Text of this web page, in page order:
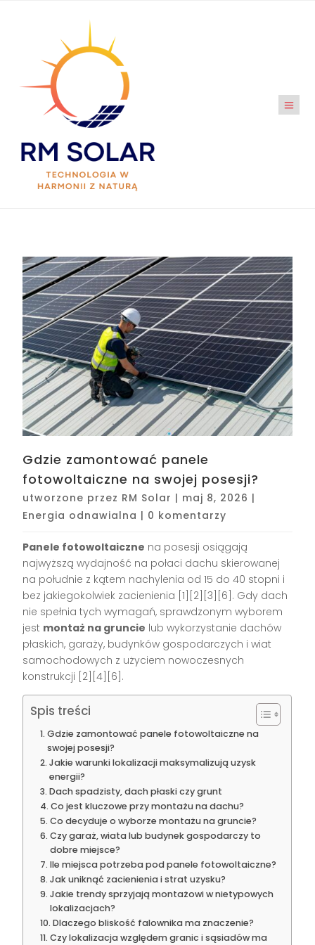
Gdzie zamontować panele
fotowoltaiczne na swojej posesji?
utworzone przez RM Solar | maj 8, 2026 |
Energia odnawialna | 0 komentarzy
Panele fotowoltaiczne na posesji osiągają
najwyższą wydajność na połaci dachu skierowanej
na południe z kątem nachylenia od 15 do 40 stopni i
bez jakiegokolwiek zacienienia [1][2][3][6]. Gdy dach
nie spełnia tych wymagań, sprawdzonym wyborem
jest montaż na gruncie lub wykorzystanie dachów
płaskich, garaży, budynków gospodarczych i wiat
samochodowych z użyciem nowoczesnych
konstrukcji [2][4][6].
Spis treści
Gdzie zamontować panele fotowoltaiczne na
swojej posesji?
Jakie warunki lokalizacji maksymalizują uzysk
energii?
Dach spadzisty, dach płaski czy grunt
Co jest kluczowe przy montażu na dachu?
Co decyduje o wyborze montażu na gruncie?
Czy garaż, wiata lub budynek gospodarczy to
dobre miejsce?
Ile miejsca potrzeba pod panele fotowoltaiczne?
Jak uniknąć zacienienia i strat uzysku?
Jakie trendy sprzyjają montażowi w nietypowych
lokalizacjach?
Dlaczego bliskość falownika ma znaczenie?
Czy lokalizacja względem granic i sąsiadów ma